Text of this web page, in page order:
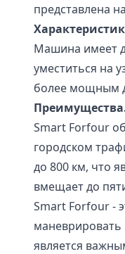
представлена
Машина имеет
уместиться на
более мощным
Smart Forfour
городском
до 800 км, что
вмещает до
Smart Forfour -
маневрировать
является